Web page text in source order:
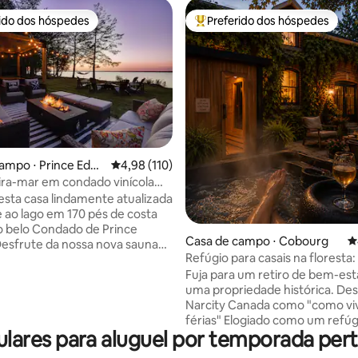
de 5, 234 avaliações
preferidos dos hóspedes
dos hóspedes
⋅ Prince Edw
4,98 de uma avaliação média de 5, 110
4,98 (110)
mar em condado vinícola
BANHEIRA DE
casa lindamente atualizada
lago em 170 pés de costa
belo Condado de Prince
da nossa nova sauna
20 minutos de
Perto de muitas
Entre os melhores preferidos
Preferido dos hóspedes
Casa de campo ⋅ Cobourg
Refúgio para casais na
de hidromassagem, sauna,
Fuja para um retiro de bem-
uma propriedade histórica. Descrito pela
Narcity Canada como "como
férias" Elogiado como um refúgio de
casal, perto do Ste. Anne's Spa. Siga-nos
@coachhouse_cobourg Entre em uma
para aluguel por temporada